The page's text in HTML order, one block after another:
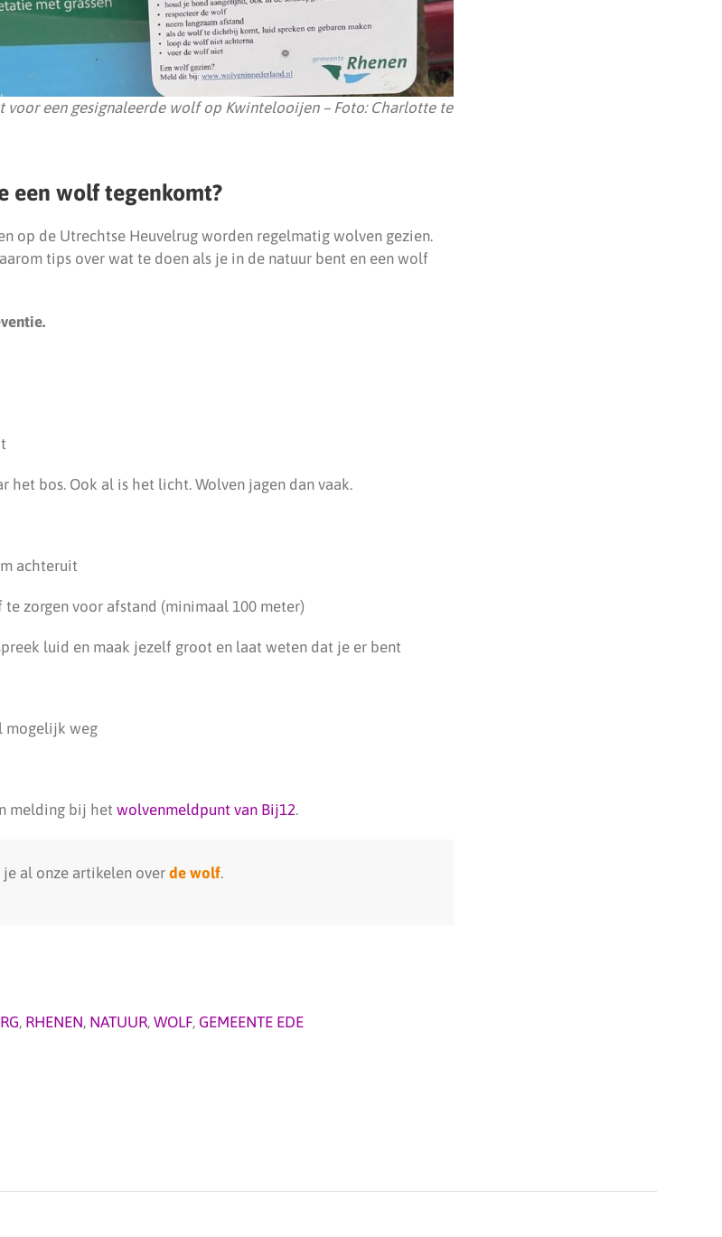
voor een gesignaleerde wolf op Kwintelooijen – Foto: Charlotte te
een wolf tegenkomt?
op de Utrechtse Heuvelrug worden regelmatig wolven gezien.
tips over wat te doen als je in de natuur bent en een wolf
het bos. Ook al is het licht. Wolven jagen dan vaak.
achteruit
zorgen voor afstand (minimaal 100 meter)
luid en maak jezelf groot en laat weten dat je er bent
mogelijk weg
melding bij het wolvenmeldpunt van Bij12.
al onze artikelen over de wolf.
, RHENEN, NATUUR, WOLF, GEMEENTE EDE